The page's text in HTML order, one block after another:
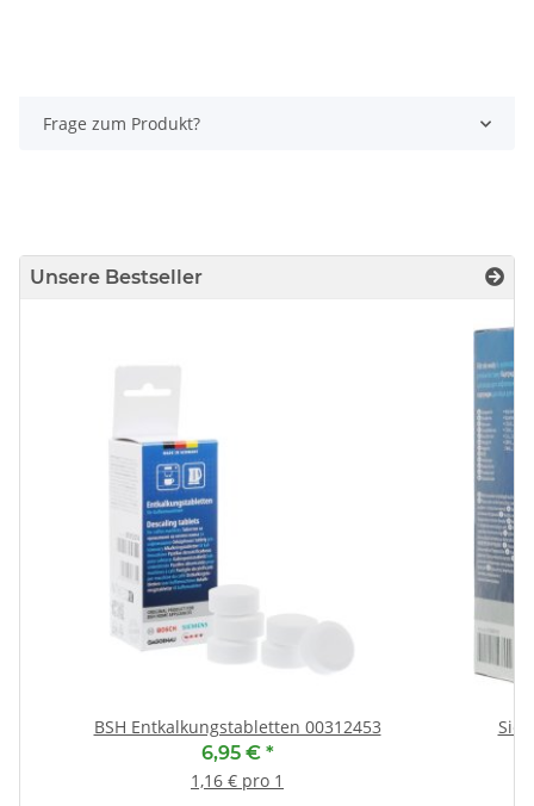
Frage zum Produkt?
Unsere Bestseller
BSH Entkalkungstabletten 00312453
6,95 € *
1,16 € pro 1